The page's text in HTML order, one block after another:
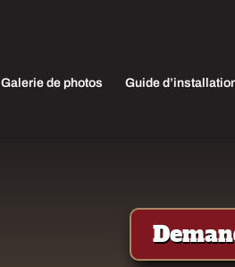
Galerie de photos Guide